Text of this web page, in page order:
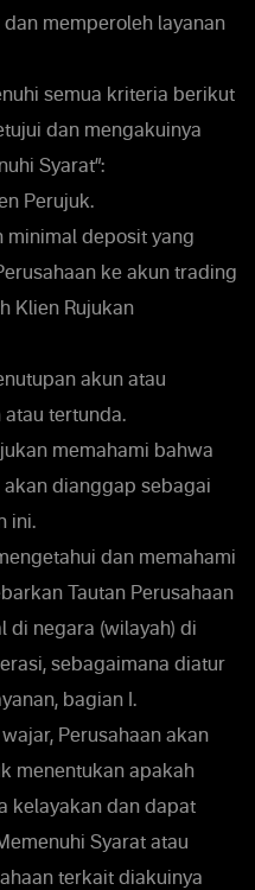
memperoleh layanan
semua kriteria berikut
dan mengakuinya
Syarat”:
Perujuk.
minimal deposit yang
ke akun trading
Klien Rujukan
akun atau
tertunda.
memahami bahwa
dianggap sebagai
ini.
dan memahami
Tautan Perusahaan
di negara (wilayah) di
sebagaimana diatur
bagian I.
Perusahaan akan
menentukan apakah
kelayakan dan dapat
Syarat atau
terkait diakuinya